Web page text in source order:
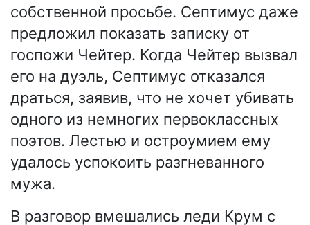
собственной просьбе. Септимус даже
предложил показать записку от
госпожи Чейтер. Когда Чейтер вызвал
его на дуэль, Септимус отказался
драться, заявив, что не хочет убивать
одного из немногих первоклассных
поэтов. Лестью и остроумием ему
удалось успокоить разгневанного
мужа.
В разговор вмешались леди Крум с